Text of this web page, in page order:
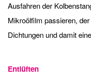
Ausfahren der
Mikroölfilm passieren,
Dichtungen und damit
Entlüften